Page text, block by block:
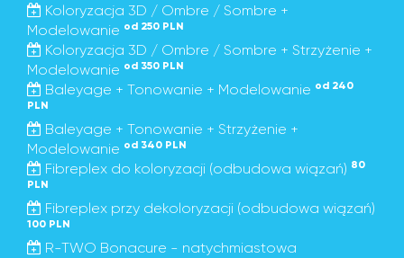
Koloryzacja 3D / Ombre / Sombre +
Modelowanie od 250 PLN
Koloryzacja 3D / Ombre / Sombre + Strzyżenie +
Modelowanie od 350 PLN
Baleyage + Tonowanie + Modelowanie od 240
PLN
Baleyage + Tonowanie + Strzyżenie +
Modelowanie od 340 PLN
Fibreplex do koloryzacji (odbudowa wiązań) 80
PLN
Fibreplex przy dekoloryzacji (odbudowa wiązań)
100 PLN
R-TWO Bonacure - natychmiastowa